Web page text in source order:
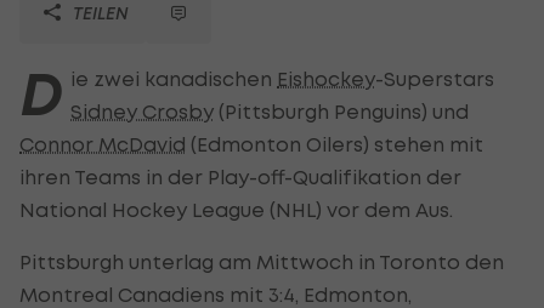
TEILEN
D ie zwei kanadischen Eishockey-Superstars
Sidney Crosby (Pittsburgh Penguins) und
Connor McDavid (Edmonton Oilers) stehen mit
ihren Teams in der Play-off-Qualifikation der
National Hockey League (NHL) vor dem Aus.
Pittsburgh unterlag am Mittwoch in Toronto den
Montreal Canadiens mit 3:4, Edmonton,